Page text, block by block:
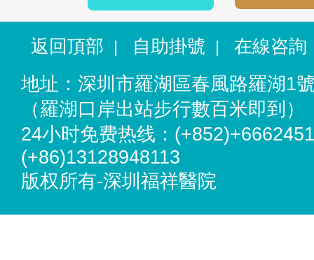
返回頂部 | 自助掛號 |
在線咨詢
地址：深圳市羅湖區春風路羅湖1
（羅湖口岸出站步行數百米即到）
24小时免费热线：
(+86)13128948113
版权所有-深圳福祥醫院